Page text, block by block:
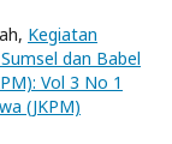
Kegiatan
dan Babel
Vol 3 No 1
(JKPM)